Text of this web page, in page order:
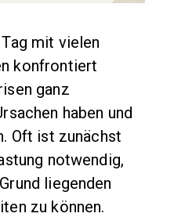
mit vielen
konfrontiert
ganz
haben und
Oft ist zunächst
notwendig,
liegenden
zu können.